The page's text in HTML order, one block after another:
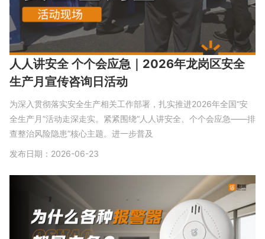
人人讲安全 个个会应急｜2026年龙岗区安全
生产月宣传咨询日活动
为深入贯彻落实安全生产相关工作部署，扎实推进2026年全国“安
全生产月”活动走深走实。紧紧围绕“人人讲安全、个个会应急——排
查整治风险隐患”核心主题。进一步普及
发布日期：2026-06-23